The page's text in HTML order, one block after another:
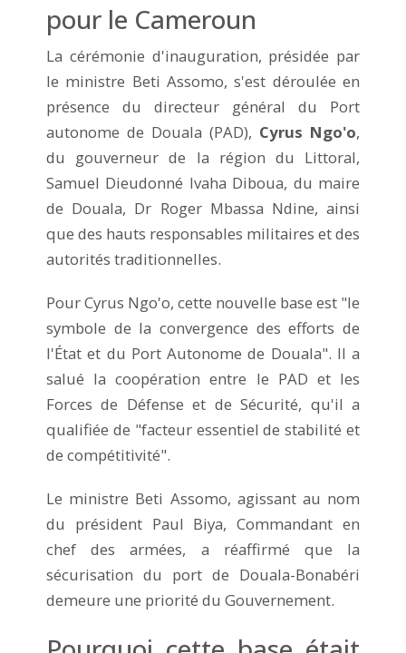
pour le Cameroun
La cérémonie d'inauguration, présidée par
le ministre Beti Assomo, s'est déroulée en
présence du directeur général du Port
autonome de Douala (PAD), Cyrus Ngo'o,
du gouverneur de la région du Littoral,
Samuel Dieudonné Ivaha Diboua, du maire
de Douala, Dr Roger Mbassa Ndine, ainsi
que des hauts responsables militaires et des
autorités traditionnelles.
Pour Cyrus Ngo'o, cette nouvelle base est "le
symbole de la convergence des efforts de
l'État et du Port Autonome de Douala". Il a
salué la coopération entre le PAD et les
Forces de Défense et de Sécurité, qu'il a
qualifiée de "facteur essentiel de stabilité et
de compétitivité".
Le ministre Beti Assomo, agissant au nom
du président Paul Biya, Commandant en
chef des armées, a réaffirmé que la
sécurisation du port de Douala-Bonabéri
demeure une priorité du Gouvernement.